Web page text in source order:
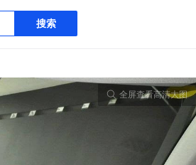
搜索
全屏查看高清大图